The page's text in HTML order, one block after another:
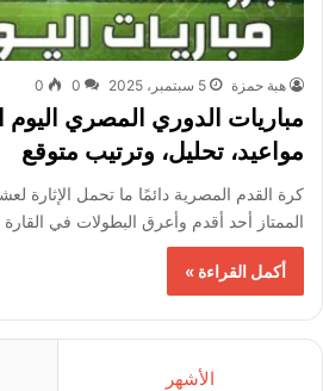
هبة حمزة 5 سبتمبر، 2025 0
0
مواعيد، تحليل، وترتيب متوقع
كرة القدم المصرية دائمًا ما تحمل الإثارة
الممتاز أحد أقدم وأعرق البطولات في
أكمل القراءة »
الأشهر